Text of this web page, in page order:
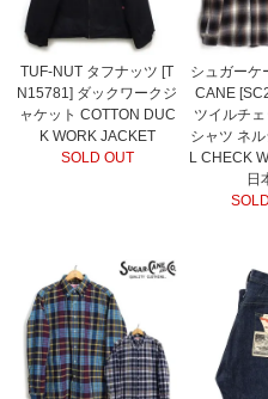
TUF-NUT タフナッツ [T
N15781] ダックワークジ
ャケット COTTON DUC
K WORK JACKET
SOLD OUT
シュガーケ
CANE
ツイルチ
シャツ ネ
L CHECK
日